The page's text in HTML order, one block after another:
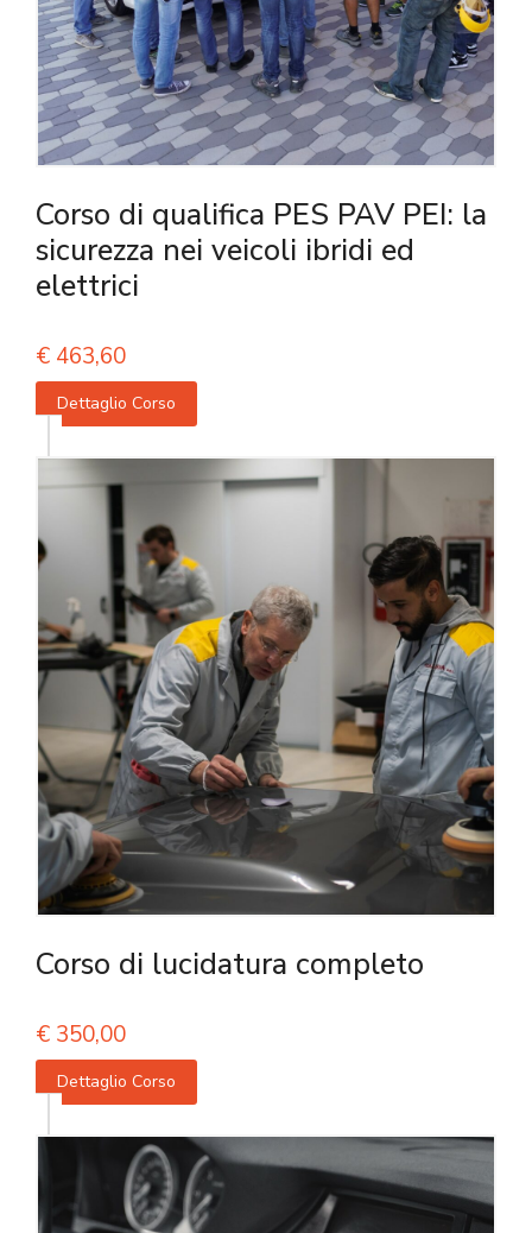
Corso di qualifica PES PAV PEI: la
sicurezza nei veicoli ibridi ed
elettrici
€ 463,60
Dettaglio Corso
Corso di lucidatura completo
€ 350,00
Dettaglio Corso